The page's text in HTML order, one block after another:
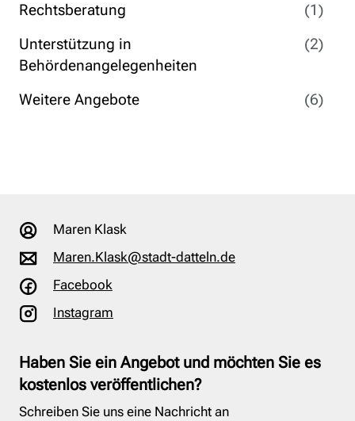
Rechtsberatung
(1)
Unterstützung in
Behördenangelegenheiten
(2)
Weitere Angebote (6)
Maren Klask
Maren.Klask@stadt-datteln.de
Facebook
Instagram
Haben Sie ein Angebot und möchten Sie es
kostenlos veröffentlichen?
Schreiben Sie uns eine Nachricht an